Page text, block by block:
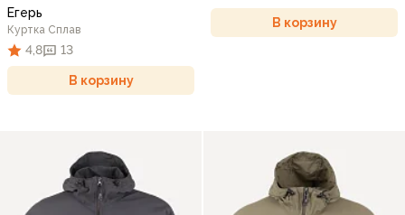
Егерь
Куртка Сплав
4,8 13
В корзину
В корзину